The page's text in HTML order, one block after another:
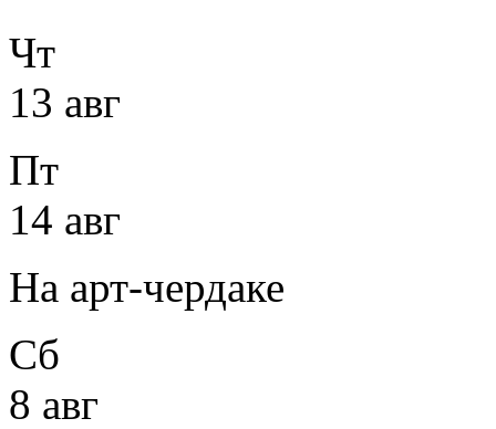
Чт
13 авг
Пт
14 авг
На арт-чердаке
Сб
8 авг